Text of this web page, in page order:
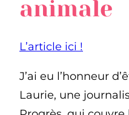
animale
L’article ici !
J’ai eu l’honneur
Laurie, une